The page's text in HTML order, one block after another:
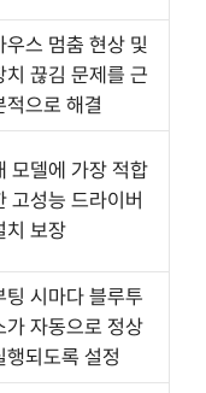
우스 멈춤 현상 및
치 끊김 문제를 근
적으로 해결
모델에 가장 적합
고성능 드라이버
치 보장
팅 시마다 블루투
가 자동으로 정상
행되도록 설정